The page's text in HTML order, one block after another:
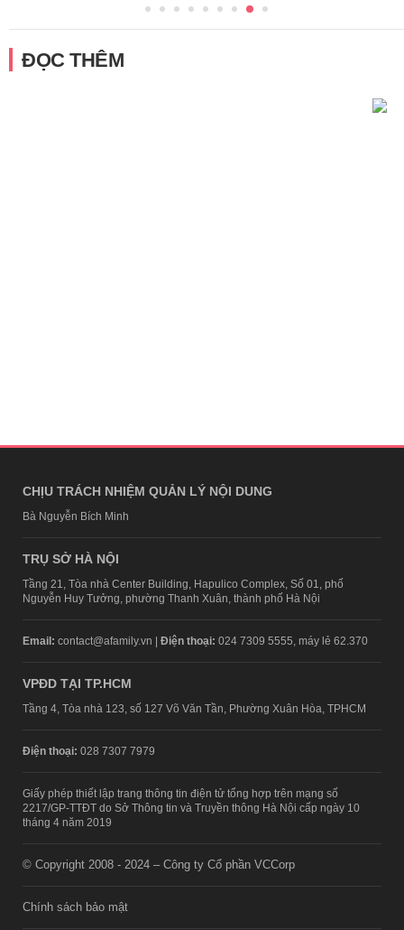
ĐỌC THÊM
CHỊU TRÁCH NHIỆM QUẢN LÝ NỘI DUNG
Bà Nguyễn Bích Minh
TRỤ SỞ HÀ NỘI
Tầng 21, Tòa nhà Center Building, Hapulico Complex, Số 01, phố
Nguyễn Huy Tưởng, phường Thanh Xuân, thành phố Hà Nội
Email: contact@afamily.vn | Điện thoại: 024 7309 5555, máy lẻ 62.370
VPĐD TẠI TP.HCM
Tầng 4, Tòa nhà 123, số 127 Võ Văn Tần, Phường Xuân Hòa, TPHCM
Điện thoại: 028 7307 7979
Giấy phép thiết lập trang thông tin điện tử tổng hợp trên mạng số
2217/GP-TTĐT do Sở Thông tin và Truyền thông Hà Nội cấp ngày 10
tháng 4 năm 2019
© Copyright 2008 - 2024 – Công ty Cổ phần VCCorp
Chính sách bảo mật